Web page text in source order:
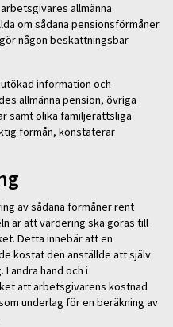
allmänna
om sådana pensionsförmåner
någon beskattningsbar
information och
allmänna pension, övriga
samt olika familjerättsliga
förmån, konstaterar
av sådana förmåner rent
är att värdering ska göras till
Detta innebär att en
kostat den anställde att själv
andra hand och i
att arbetsgivarens kostnad
underlag för en beräkning av